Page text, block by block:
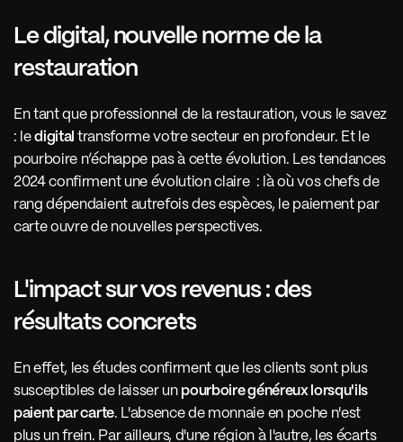
Le digital, nouvelle norme de la
restauration
En tant que professionnel de la restauration, vous le savez
: le digital transforme votre secteur en profondeur. Et le
pourboire n’échappe pas à cette évolution. Les tendances
2024 confirment une évolution claire  : là où vos chefs de
rang dépendaient autrefois des espèces, le paiement par
carte ouvre de nouvelles perspectives.
L'impact sur vos revenus : des
résultats concrets
En effet, les études confirment que les clients sont plus
susceptibles de laisser un pourboire généreux lorsqu'ils
paient par carte. L'absence de monnaie en poche n'est
plus un frein. Par ailleurs, d'une région à l'autre, les écarts